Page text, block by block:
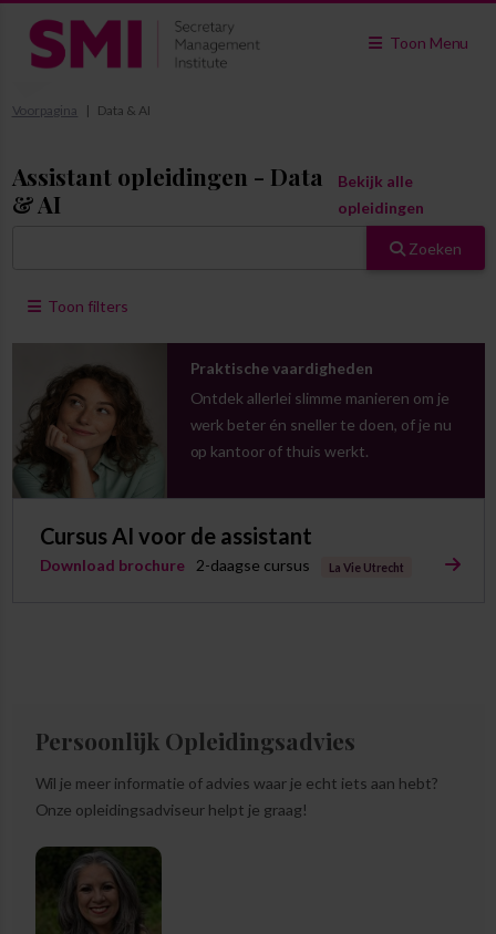
Toon Menu
Voorpagina Data & AI
Assistant opleidingen - Data
& AI
Bekijk alle
opleidingen
Zoeken
Toon filters
Praktische vaardigheden
Ontdek allerlei slimme manieren om je
werk beter én sneller te doen, of je nu
op kantoor of thuis werkt.
Cursus AI voor de assistant
Download brochure 2-daagse cursus La Vie Utrecht
Persoonlijk Opleidingsadvies
Wil je meer informatie of advies waar je echt iets aan hebt?
Onze opleidingsadviseur helpt je graag!